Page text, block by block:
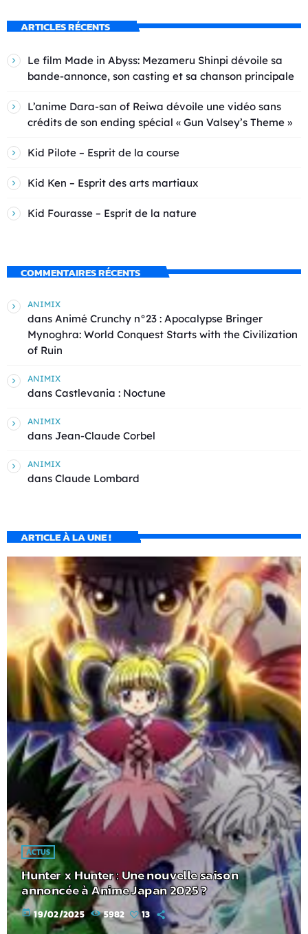
ARTICLES RÉCENTS
Le film Made in Abyss: Mezameru Shinpi dévoile sa
bande-annonce, son casting et sa chanson principale
L’anime Dara-san of Reiwa dévoile une vidéo sans
crédits de son ending spécial « Gun Valsey’s Theme »
Kid Pilote – Esprit de la course
Kid Ken – Esprit des arts martiaux
Kid Fourasse – Esprit de la nature
COMMENTAIRES RÉCENTS
ANIMIX
dans Animé Crunchy n°23 : Apocalypse Bringer
Mynoghra: World Conquest Starts with the Civilization
of Ruin
ANIMIX
dans Castlevania : Noctune
ANIMIX
dans Jean-Claude Corbel
ANIMIX
dans Claude Lombard
ARTICLE À LA UNE !
ACTUS
Hunter x Hunter : Une nouvelle saison
annoncée à Anime Japan 2025 ?
today 19/02/2025 5982 13